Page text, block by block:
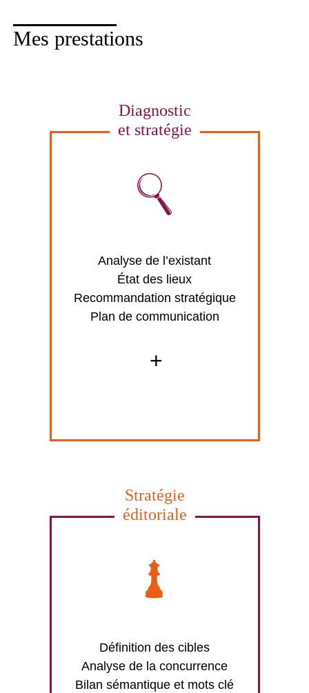
Mes prestations
Diagnostic
et stratégie
Analyse de l’existant
État des lieux
Recommandation stratégique
Plan de communication
+
Stratégie
éditoriale
Définition des cibles
Analyse de la concurrence
Bilan sémantique et mots clé